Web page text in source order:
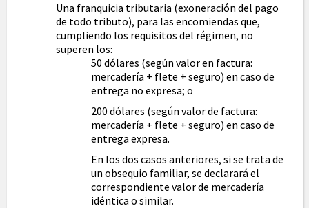
Una franquicia tributaria (exoneración del pago
de todo tributo), para las encomiendas que,
cumpliendo los requisitos del régimen, no
superen los:
50 dólares (según valor en factura:
mercadería + flete + seguro) en caso de
entrega no expresa; o
200 dólares (según valor de factura:
mercadería + flete + seguro) en caso de
entrega expresa.
En los dos casos anteriores, si se trata de
un obsequio familiar, se declarará el
correspondiente valor de mercadería
idéntica o similar.